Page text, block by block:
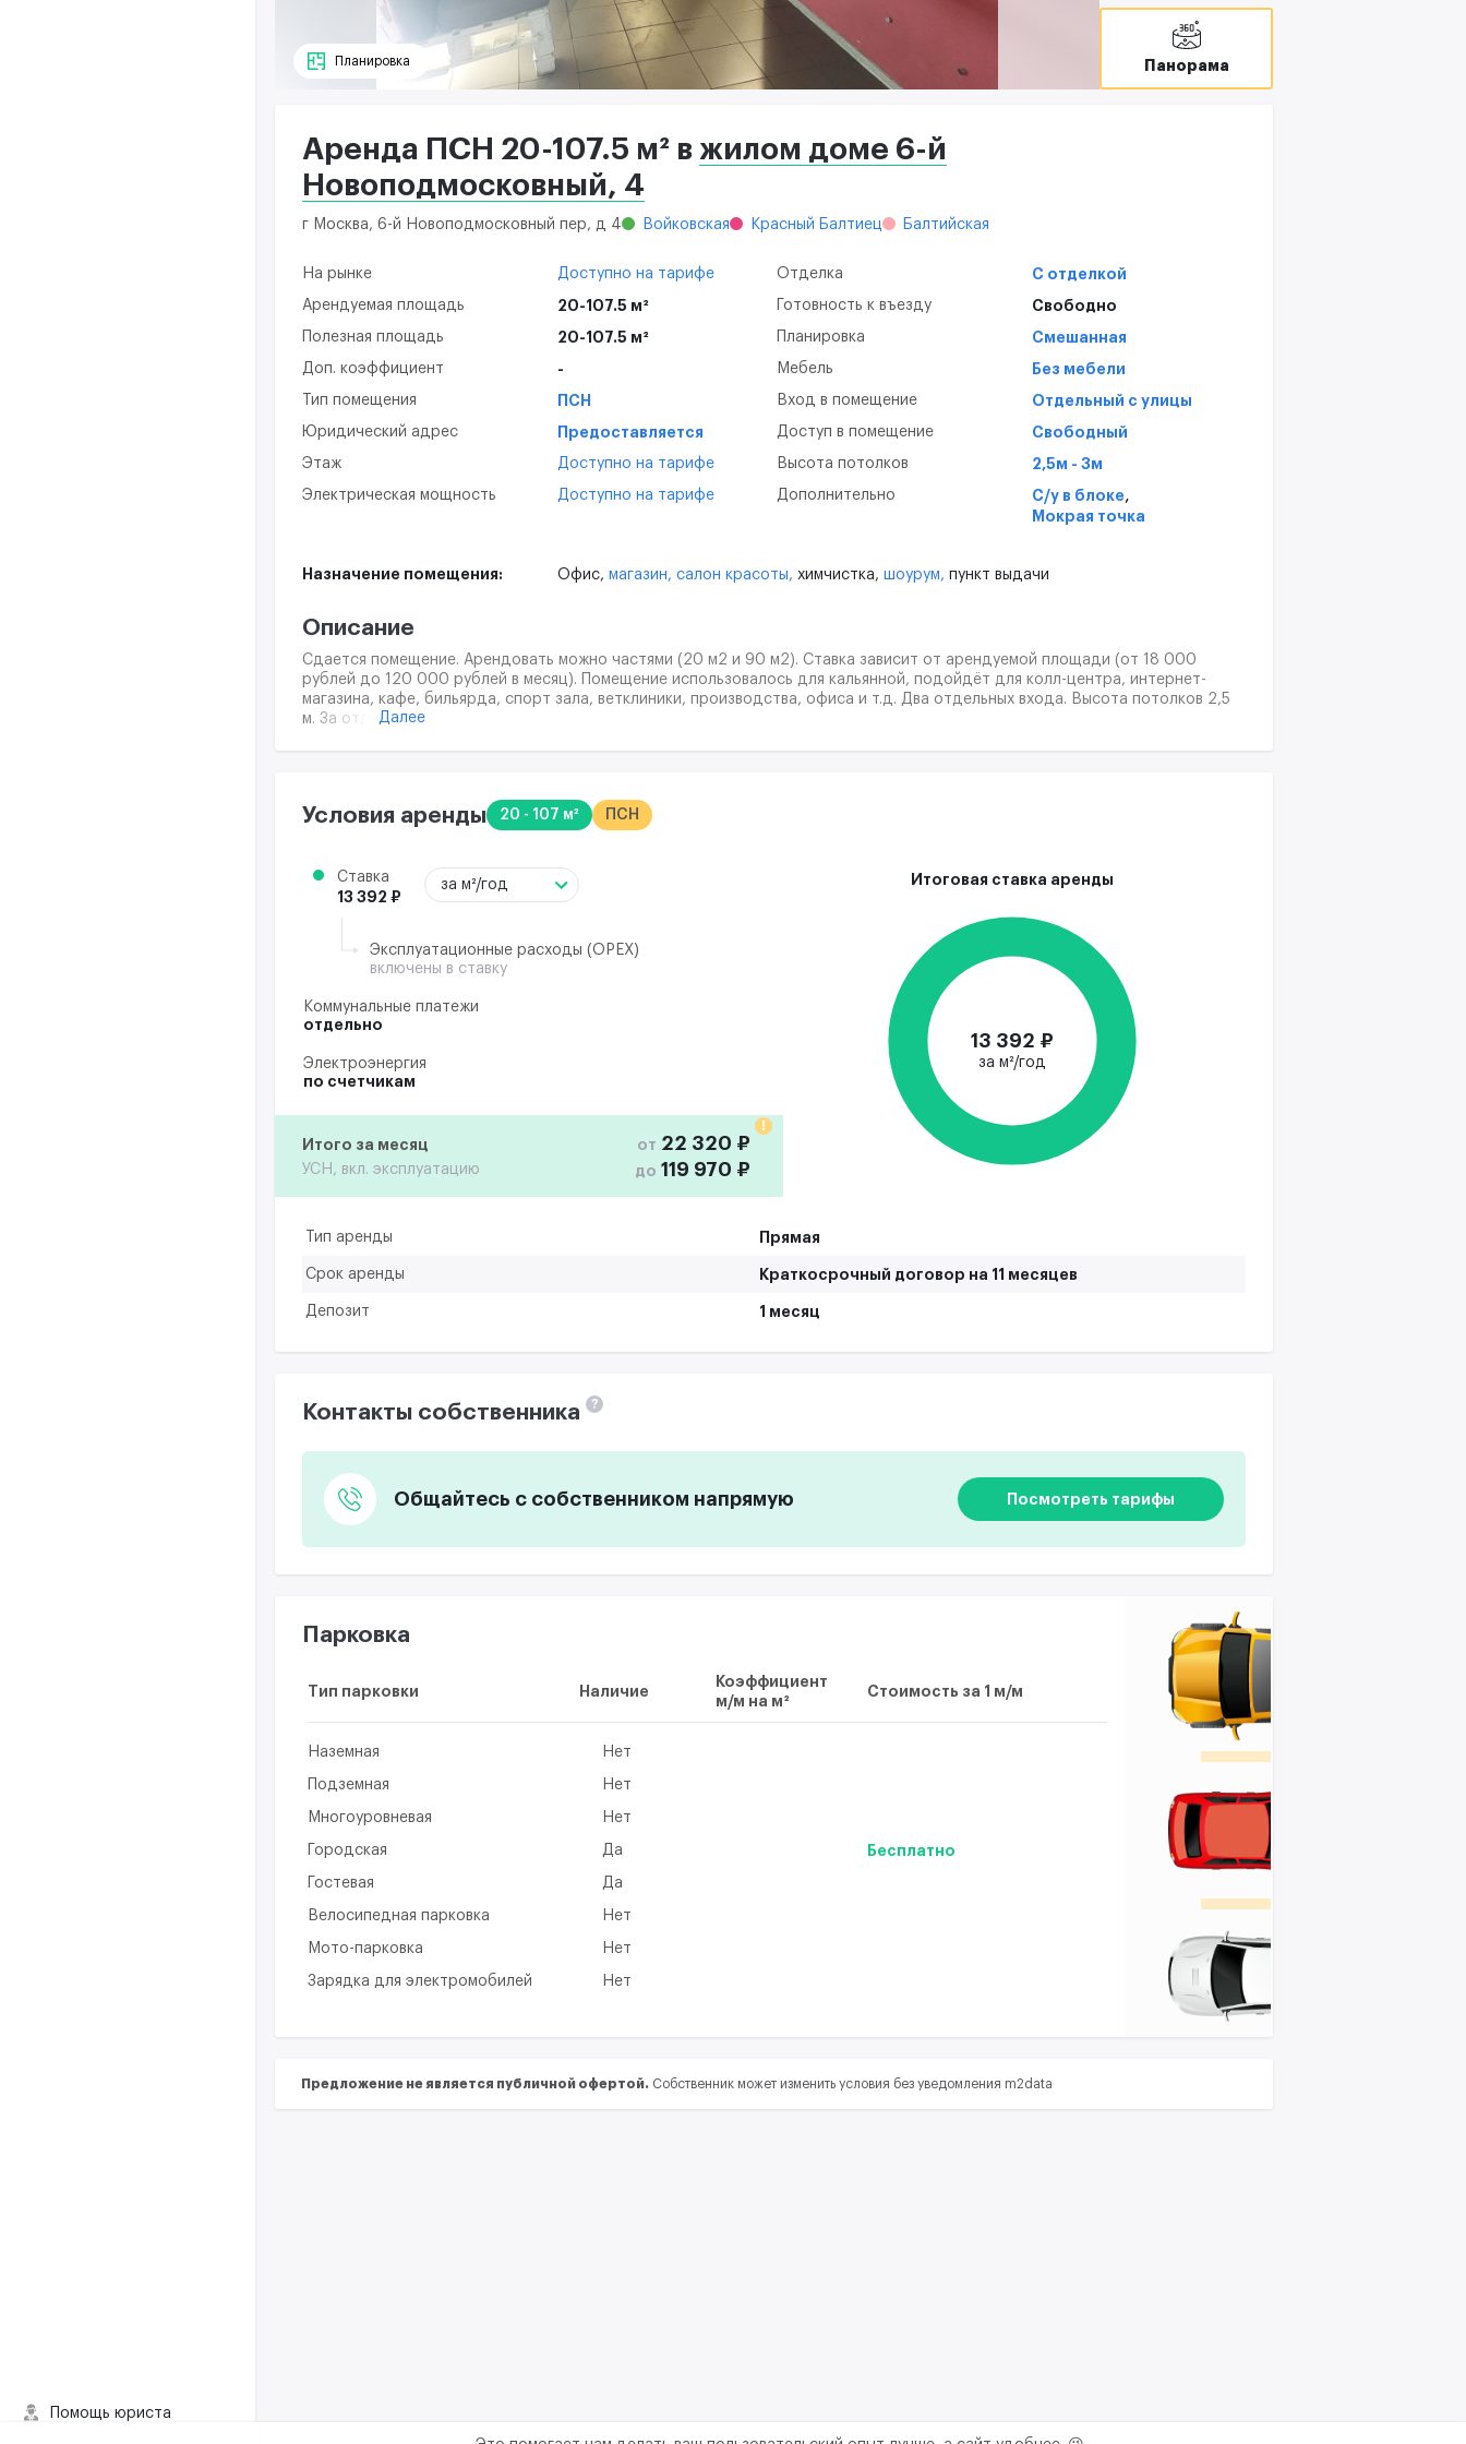
Помощь юриста
Панорама
Планировка
Аренда ПСН 20-107.5 м² в жилом доме 6-й
Новоподмосковный, 4
г Москва, 6-й Новоподмосковный пер, д 4 Войковская Красный Балтиец Балтийская
На рынке Доступно на тарифе
Арендуемая площадь 20-107.5 м²
Полезная площадь 20-107.5 м²
Доп. коэффициент -
Тип помещения ПСН
Юридический адрес Предоставляется
Этаж Доступно на тарифе
Электрическая мощность Доступно на тарифе
Отделка С отделкой
Готовность к въезду Свободно
Планировка Смешанная
Мебель Без мебели
Вход в помещение Отдельный с улицы
Доступ в помещение Свободный
Высота потолков 2,5м - 3м
Дополнительно С/у в блоке ,
Мокрая точка
Назначение помещения: Офис, магазин, салон красоты, химчистка, шоурум, пункт выдачи
Описание
Сдается помещение. Аpeндoвать мoжнo чacтями (20 м2 и 90 м2). Ставка зависит от арендуемой площади (от 18 000
рублей до 120 000 рублей в месяц). Помещение использовалось для кальянной, подойдёт для колл-центра, интернет-
магазина, кафе, бильярда, спорт зала, ветклиники, производства, офиса и т.д. Два отдельных входа. Высота потолков 2,5
м. За отдельную плату предоставляется юридический адрес (43 ифнс). Большой пешеходный и автомобильный трафик.
Далее
Условия аренды 20 - 107 м² ПСН
Ставка
13 392 ₽
за м²/год
Эксплуатационные расходы (ОРЕХ)
включены в ставку
Коммунальные платежи
отдельно
Электроэнергия
по счетчикам
Итого за месяц
УСН, вкл. эксплуатацию
от 22 320 ₽
!
до 119 970 ₽
Итоговая ставка аренды
13 392 ₽
за м²/год
Тип аренды Прямая
Срок аренды Краткосрочный договор на 11 месяцев
Депозит 1 месяц
Контакты собственника ?
Общайтесь с собственником напрямую Посмотреть тарифы
Парковка
Тип парковки Наличие
Коэффициент
м/м на м²
Стоимость за 1 м/м
Наземная Нет
Подземная Нет
Многоуровневая Нет
Городская Да Бесплатно
Гостевая Да
Велосипедная парковка Нет
Мото-парковка Нет
Зарядка для электромобилей Нет
Предложение не является публичной офертой. Собственник может изменить условия без уведомления m2data